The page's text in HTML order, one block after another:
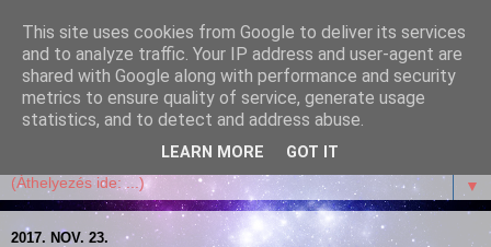
Garffyka
Szösszenetek a konyhámból, az életemből. Mosollyal,
receptekkel, vidámsággal, marcipánnal, csokival.
▼
2017. NOV. 23.
This site uses cookies from Google to deliver its services
and to analyze traffic. Your IP address and user-agent are
shared with Google along with performance and security
metrics to ensure quality of service, generate usage
statistics, and to detect and address abuse.
LEARN MORE GOT IT